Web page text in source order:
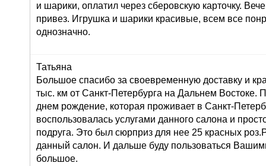
и шарики, оплатил через сберовскую карточку.
привез. Игрушка и шарики красивые, всем все
однозначно.
Татьяна
Большое спасибо за своевременную доставку и
тыс. км от Санкт-Петербурга на Дальнем Востоке.
днем рождение, которая проживает в Санкт-
воспользовалась услугами данного салона и
подруга. Это был сюрприз для нее 25 красных
данный салон. И дальше буду пользоваться
большое.